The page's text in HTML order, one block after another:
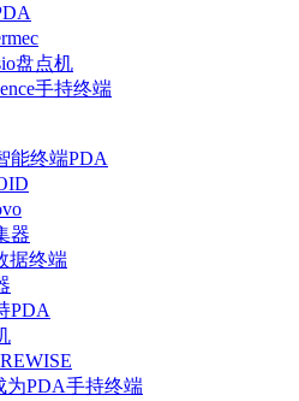
盘点机
手持终端
能终端PDA
器
据终端
PDA
为PDA手持终端